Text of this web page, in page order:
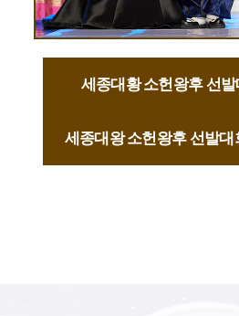
세종대황 소헌왕후 선
세종대왕 소헌왕후 선발대